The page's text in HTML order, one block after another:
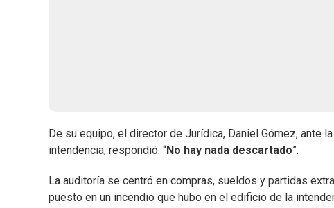
De su equipo, el director de Jurídica, Daniel Gómez, ante
intendencia, respondió: “No hay nada descartado”.
La auditoría se centró en compras, sueldos y partidas
puesto en un incendio que hubo en el edificio de la